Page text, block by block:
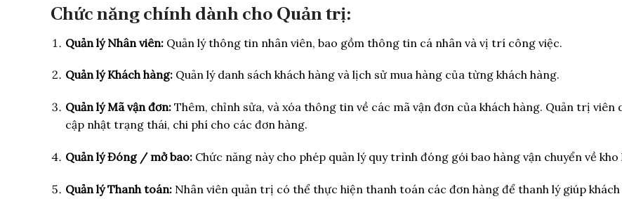
Chức năng chính dành cho Quản trị:
Quản lý Nhân viên:Quản lý thông tin nhân viên, bao gồm thông tin cá nhân và vị trí công việc.
Quản lý Khách hàng:Quản lý danh sách khách hàng và lịch sử mua hàng của từng khách hàng.
Quản lý Mã vận đơn:Thêm, chỉnh sửa, và xóa thông tin về các mã vận đơn của khách hàng. Quản trị viên
cập nhật trạng thái, chi phí cho các đơn hàng.
Quản lý Đóng / mở bao:Chức năng này cho phép quản lý quy trình đóng gói bao hàng vận chuyển về kho
Quản lý Thanh toán:Nhân viên quản trị có thể thực hiện thanh toán các đơn hàng để thanh lý giúp khách